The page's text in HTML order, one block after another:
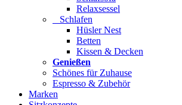
Relaxsessel
Schlafen
Hüsler Nest
Betten
Kissen & Decken
Genießen
Schönes für Zuhause
Espresso & Zubehör
Marken